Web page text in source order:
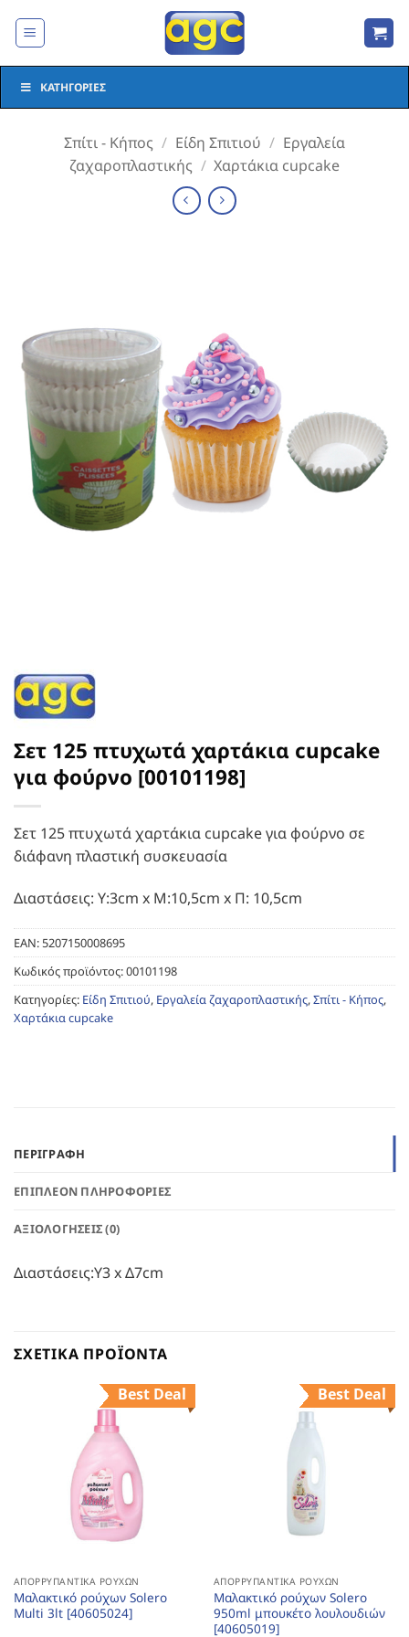
στο
ΚΑΤΗΓΟΡΊΕΣ
Σπίτι - Κήπος / Είδη Σπιτιού / Εργαλεία
ζαχαροπλαστικής / Χαρτάκια cupcake
Σετ 125 πτυχωτά χαρτάκια cupcake
για φούρνο [00101198]
Σετ 125 πτυχωτά χαρτάκια cupcake για φούρνο σε
διάφανη πλαστική συσκευασία
Διαστάσεις: Υ:3cm x Μ:10,5cm x Π: 10,5cm
EAN:5207150008695
Κωδικός προϊόντος:00101198
Κατηγορίες: Είδη Σπιτιού, Εργαλεία ζαχαροπλαστικής,Σπίτι - Κήπος,
Χαρτάκια cupcake
ΠΕΡΙΓΡΑΦΉ
ΕΠΙΠΛΈΟΝ ΠΛΗΡΟΦΟΡΊΕΣ
ΑΞΙΟΛΟΓΉΣΕΙΣ (0)
Διαστάσεις:Υ3 x Δ7cm
ΣΧΕΤΙΚΆ ΠΡΟΪΌΝΤΑ
Best Deal
ΑΠΟΡΡΥΠΑΝΤΙΚΆ ΡΟΎΧΩΝ
Μαλακτικό ρούχων Solero
Multi 3lt [40605024]
Best Deal
ΑΠΟΡΡΥΠΑΝΤΙΚΆ ΡΟΎΧΩΝ
Μαλακτικό ρούχων Solero
950ml μπουκέτο λουλουδιών
[40605019]